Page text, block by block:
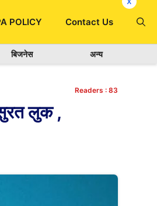
POLICY Contact Us
बिजनेस अन्य
Readers : 83
लुक ,